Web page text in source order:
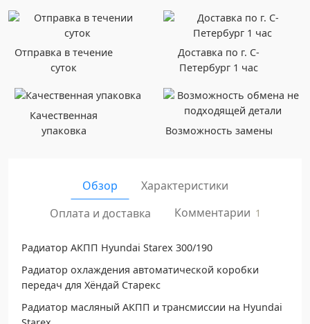
Отправка в течение
суток
Доставка по г. С-
Петербург 1 час
Качественная
упаковка
Возможность замены
Обзор
Характеристики
Оплата и доставка
Комментарии 1
Радиатор АКПП Hyundai Starex 300/190
Радиатор охлаждения автоматической коробки
передач для Хёндай Старекс
Радиатор масляный АКПП и трансмиссии на Hyundai